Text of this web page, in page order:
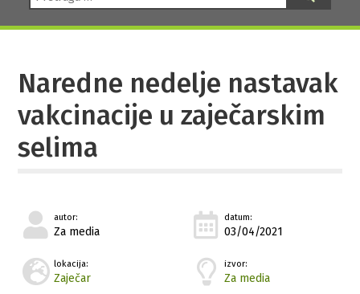
Naredne nedelje nastavak
vakcinacije u zaječarskim
selima
autor:
Za media
datum:
03/04/2021
lokacija:
Zaječar
izvor:
Za media